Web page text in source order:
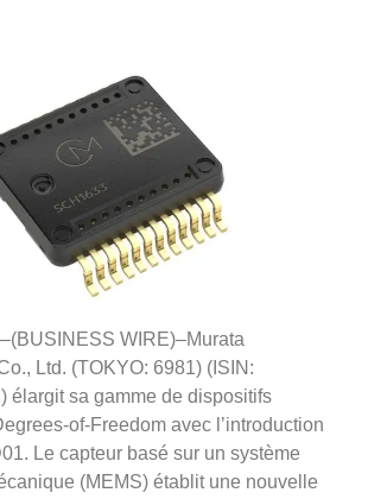
WIRE)–Murata
Ltd. (TOKYO: 6981) (ISIN:
élargit sa gamme de dispositifs
of-Freedom avec l’introduction
Le capteur basé sur un système
(MEMS) établit une nouvelle